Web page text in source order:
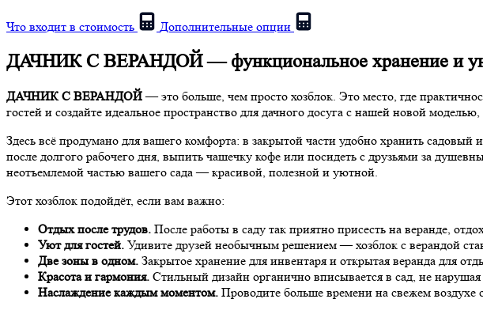
Что входит в стоимость Дополнительные опции
ДАЧНИК С ВЕРАНДОЙ — функциональное хранение и
ДАЧНИК С ВЕРАНДОЙ— это больше, чем просто хозблок. Это место, где
гостей и создайте идеальное пространство для дачного досуга с нашей новой
Здесь всё продумано для вашего комфорта: в закрытой части удобно хранить
после долгого рабочего дня, выпить чашечку кофе или посидеть с друзьями за
неотъемлемой частью вашего сада — красивой, полезной и уютной.
Этот хозблок подойдёт, если вам важно:
Отдых после трудов. После работы в саду так приятно присесть на веранде,
Уют для гостей. Удивите друзей необычным решением — хозблок с верандой
Две зоны в одном. Закрытое хранение для инвентаря и открытая веранда для
Красота и гармония. Стильный дизайн органично вписывается в сад, не нарушая
Наслаждение каждым моментом. Проводите больше времени на свежем воздухе